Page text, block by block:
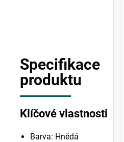
Specifikace
produktu
Klíčové vlastnosti
Barva: Hnědá